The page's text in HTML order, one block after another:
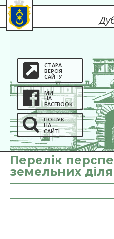
СТАРА
ВЕРСІЯ
САЙТУ
МИ
НА
FACEBOOK
ПОШУК
НА
САЙТІ
Перелік
земельних